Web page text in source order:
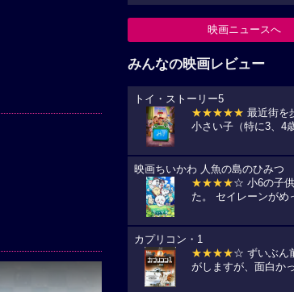
映画ニュースへ
みんなの映画レビュー
トイ・ストーリー5
★★★★★ 最近街を
小さい子（特に3、4
映画ちいかわ 人魚の島のひみつ
★★★★☆ 小6の子
た。 セイレーンがめ
カプリコン・1
★★★★☆ ずいぶん
がしますが、面白か